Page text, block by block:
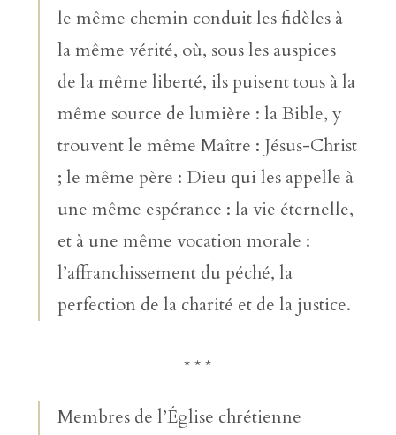
le même chemin conduit les fidèles à
la même vérité, où, sous les auspices
de la même liberté, ils puisent tous à la
même source de lumière : la Bible, y
trouvent le même Maître : Jésus-Christ
; le même père : Dieu qui les appelle à
une même espérance : la vie éternelle,
et à une même vocation morale :
l’affranchissement du péché, la
perfection de la charité et de la justice.
* * *
Membres de l’Église chrétienne